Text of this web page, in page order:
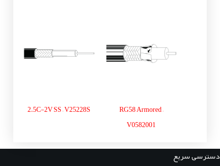
RG58 Armored –
V0582001
2.5C-2V SS – V25228S
دسترسی سریع